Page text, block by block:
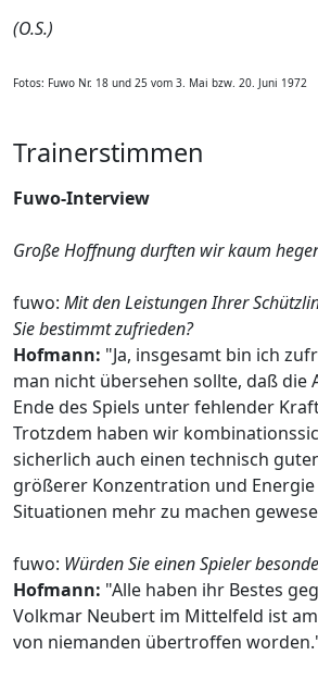
(O.S.)
Fotos: Fuwo Nr. 18 und 25 vom 3. Mai bzw. 20. Juni 1972
Trainerstimmen
Fuwo-Interview
Große Hoffnung durften wir kaum
fuwo: Mit den Leistungen Ihrer
Sie bestimmt zufrieden?
Hofmann: "Ja, insgesamt bin ich
man nicht übersehen sollte, daß die
Ende des Spiels unter fehlender
Trotzdem haben wir
sicherlich auch einen technisch
größerer Konzentration und
Situationen mehr zu machen
fuwo: Würden Sie einen Spieler
Hofmann: "Alle haben ihr Bestes
Volkmar Neubert im Mittelfeld ist
von niemanden übertroffen